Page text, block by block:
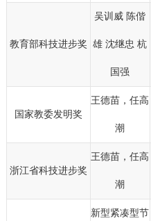
教育部科技进步奖
吴训威 陈偕
雄 沈继忠 杭
国强
国家教委发明奖
王德苗，任高
潮
浙江省科技进步奖
王德苗，任高
潮
新型紧凑型节